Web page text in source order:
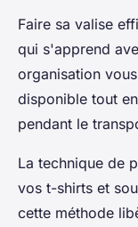
Faire sa valise
qui s'apprend
organisation
disponible tout
pendant le
La technique de
vos t-shirts et
cette méthode